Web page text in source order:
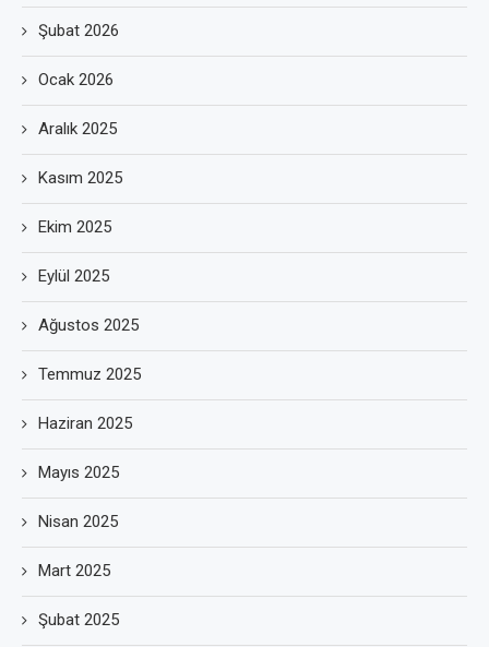
Şubat 2026
Ocak 2026
Aralık 2025
Kasım 2025
Ekim 2025
Eylül 2025
Ağustos 2025
Temmuz 2025
Haziran 2025
Mayıs 2025
Nisan 2025
Mart 2025
Şubat 2025